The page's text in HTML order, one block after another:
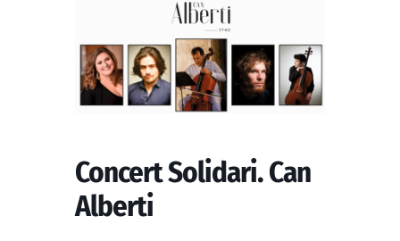
Concert Solidari. Can
Alberti